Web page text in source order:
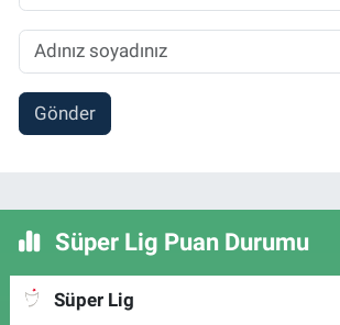
Gönder
Süper Lig Puan Durumu
Süper Lig